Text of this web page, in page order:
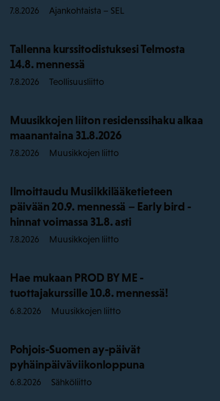
7.8.2026 Ajankohtaista – SEL
Tallenna kurssitodistuksesi Telmosta
14.8. mennessä
7.8.2026 Teollisuusliitto
Muusikkojen liiton residenssihaku alkaa
maanantaina 31.8.2026
7.8.2026 Muusikkojen liitto
Ilmoittaudu Musiikkilääketieteen
päivään 20.9. mennessä – Early bird -
hinnat voimassa 31.8. asti
7.8.2026 Muusikkojen liitto
Hae mukaan PROD BY ME -
tuottajakurssille 10.8. mennessä!
6.8.2026 Muusikkojen liitto
Pohjois-Suomen ay-päivät
pyhäinpäiväviikonloppuna
6.8.2026 Sähköliitto